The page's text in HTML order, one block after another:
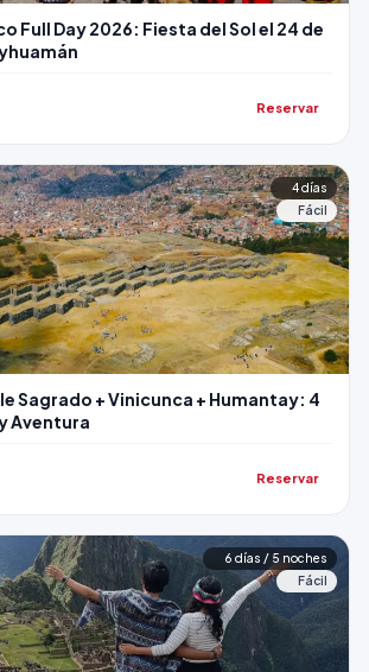
Full Day 2026: Fiesta del Sol el 24 de
Reservar
4 días
Fácil
Sagrado + Vinicunca + Humantay: 4
Aventura
Reservar
6 días / 5 noches
Fácil